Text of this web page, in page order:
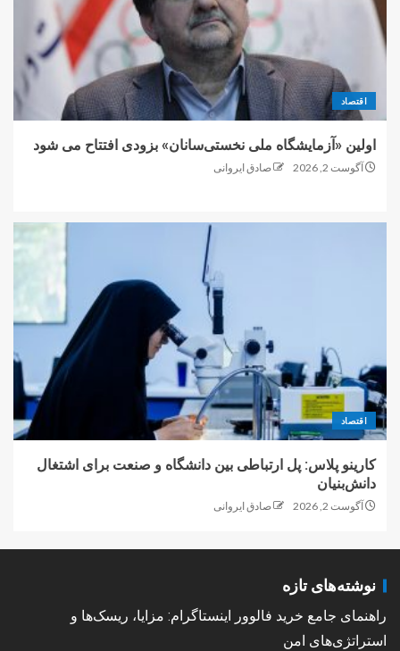
اقتصاد
اولین «آزمایشگاه ملی نخستی‌سانان» بزودی افتتاح می شود
آگوست 2, 2026 صادق ایروانی
اقتصاد
کارینو پلاس: پل ارتباطی بین دانشگاه و صنعت برای اشتغال
دانش‌بنیان
آگوست 2, 2026 صادق ایروانی
نوشته‌های تازه
راهنمای جامع خرید فالوور اینستاگرام: مزایا، ریسک‌ها و
استراتژی‌های امن